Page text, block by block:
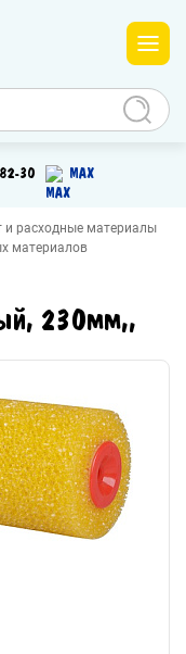
30 MAX
и расходные материалы
материалов
230мм,,